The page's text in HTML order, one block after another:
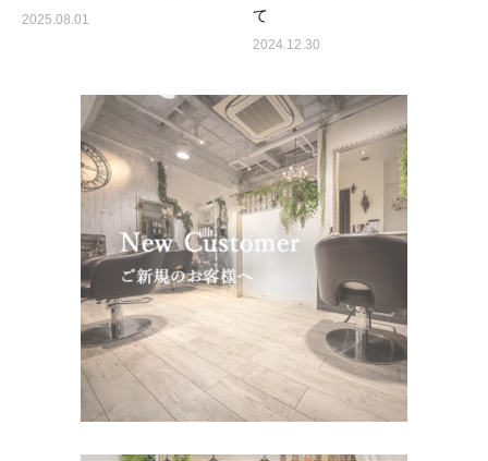
2025.08.01
て
2024.12.30